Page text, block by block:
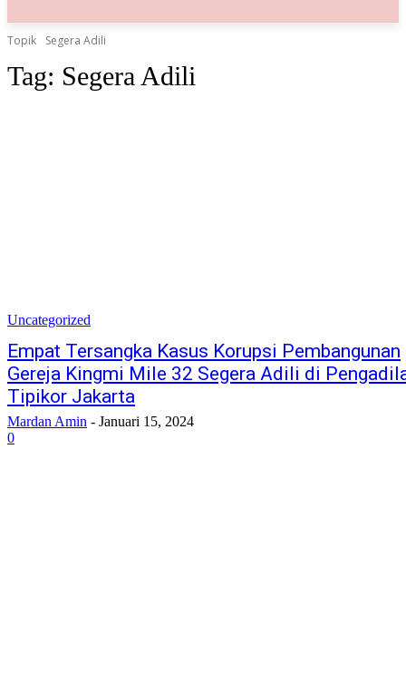
Topik Segera Adili
Tag: Segera Adili
Uncategorized
Empat Tersangka Kasus Korupsi Pembangunan
Gereja Kingmi Mile 32 Segera Adili di
Tipikor Jakarta
Mardan Amin - Januari 15, 2024
0